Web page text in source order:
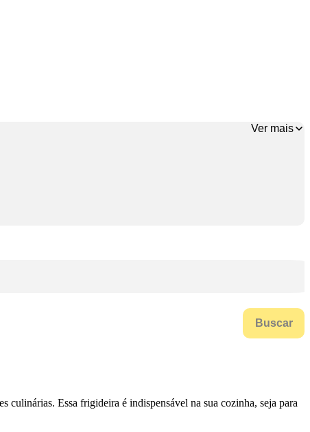
Ver mais
Buscar
Essa frigideira é indispensável na sua cozinha, seja para